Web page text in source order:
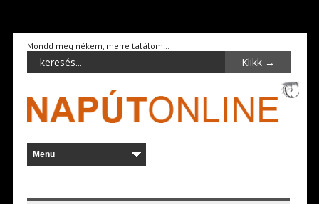
Mondd meg nékem, merre találom…